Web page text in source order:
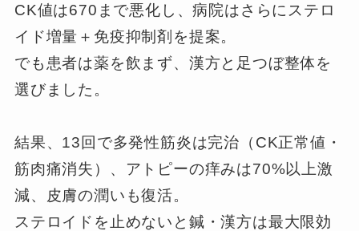
CK値は670まで悪化し、病院はさらにステロ
イド増量＋免疫抑制剤を提案。
でも患者は薬を飲まず、漢方と足つぼ整体を
選びました。
結果、13回で多発性筋炎は完治（CK正常値・
筋肉痛消失）、アトピーの痒みは70%以上激
減、皮膚の潤いも復活。
ステロイドを止めないと鍼・漢方は最大限効